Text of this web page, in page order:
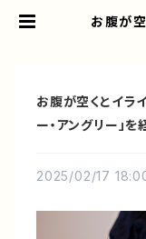
お腹が
お腹が空くとイラ
ー・アングリー」を
2025/02/17